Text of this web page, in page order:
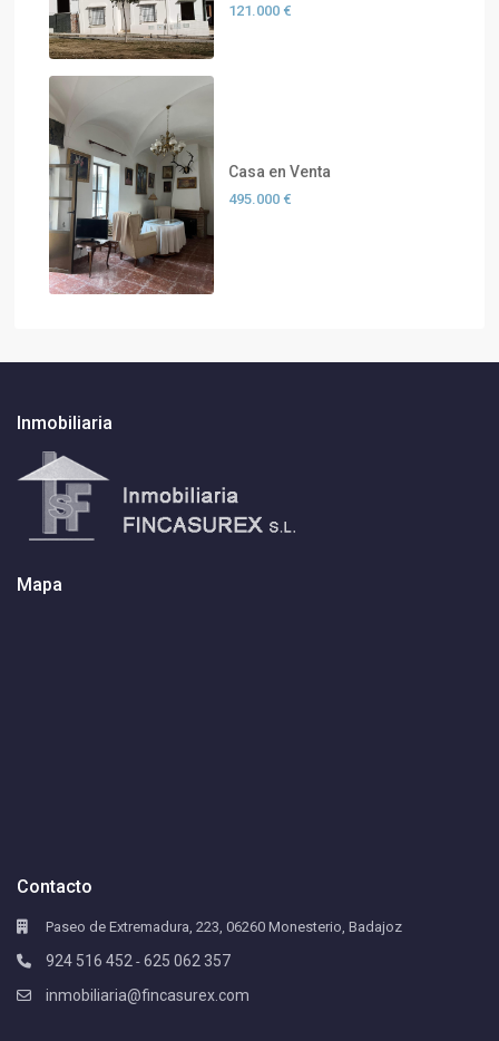
121.000 €
Casa en Venta
495.000 €
Inmobiliaria
Mapa
Contacto
Paseo de Extremadura, 223, 06260 Monesterio, Badajoz
924 516 452 -625 062 357
inmobiliaria@fincasurex.com